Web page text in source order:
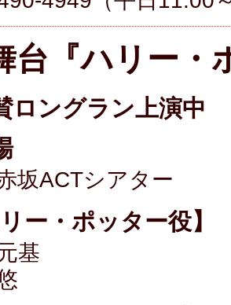
『ハリー・
ロングラン上演中
坂ACTシアター
リー・ポッター役】
基